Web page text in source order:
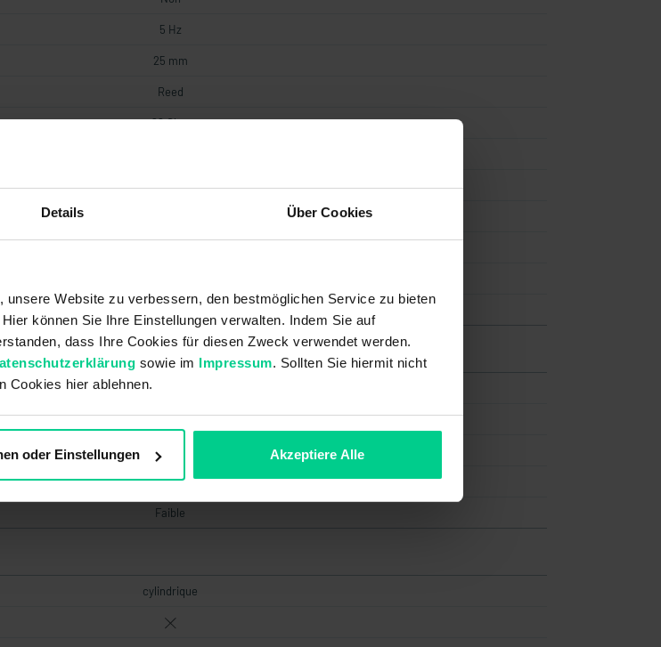
Details Über Cookies
Website zu verbessern, den bestmöglichen Service zu bieten
können Sie Ihre Einstellungen verwalten. Indem Sie auf
dass Ihre Cookies für diesen Zweck verwendet werden.
sowie im Impressum. Sollten Sie hiermit nicht
Cookies hier ablehnen.
oder Einstellungen Akzeptiere Alle
5 Hz
25 mm
Reed
22 Ohm
frontal
À deux canaux
2000000
Faible
cylindrique